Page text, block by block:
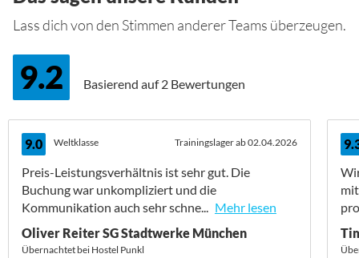
Lass dich von den Stimmen anderer Teams überzeugen.
9.2 Basierend auf2 Bewertungen
9.0 Weltklasse Trainingslager ab 02.04.2026
Preis-Leistungsverhältnis ist sehr gut. Die
Buchung war unkompliziert und die
Kommunikation auch sehr schne... Mehr lesen
Oliver Reiter SG Stadtwerke München
Übernachtet bei Hostel Punkl